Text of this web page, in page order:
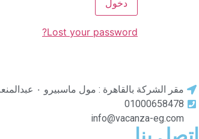
Lost your password?
مقر الشركة بالقاهرة : مول ماسبيرو ٠ عبدالمنعم رياض - اعلي جو باص
01000658478
info@vacanza-eg.com